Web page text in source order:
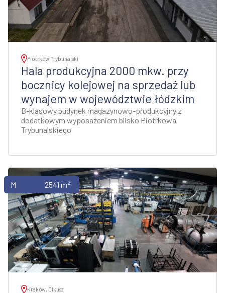
Piotrków Trybunalski
Hala produkcyjna 2000 mkw. przy
bocznicy kolejowej na sprzedaż lub
wynajem w województwie łódzkim
B-klasowy budynek magazynowo-produkcyjny z
dodatkowym wyposażeniem blisko Piotrkowa
Trybunalskiego
Magazyny 2541 m2
Kraków, Olkusz